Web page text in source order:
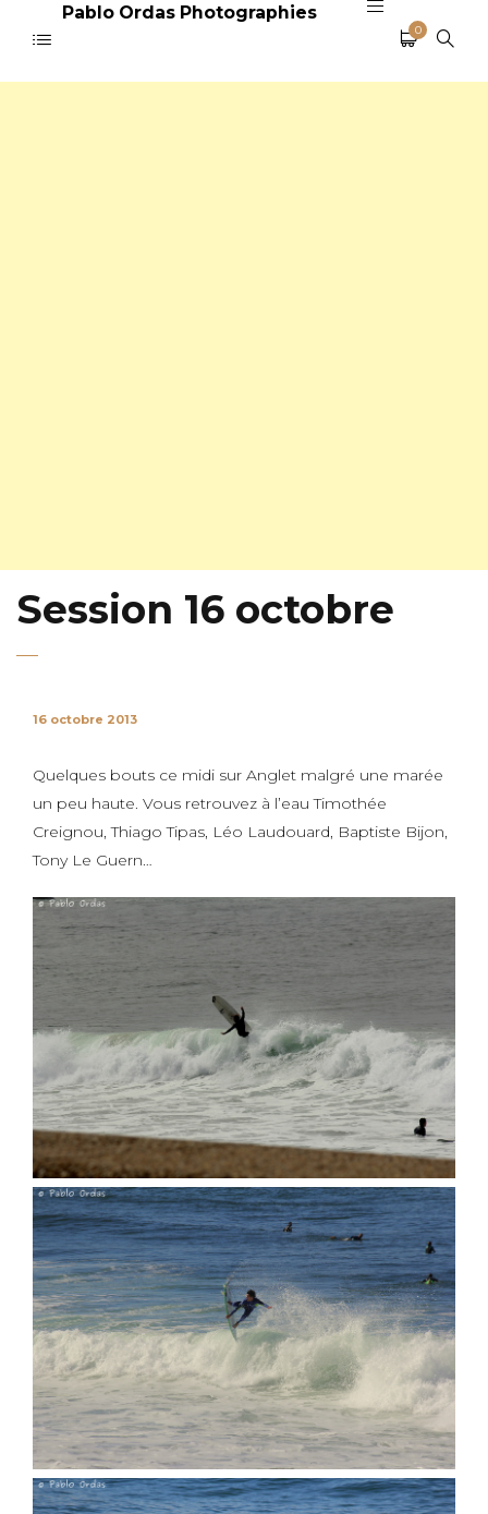
Pablo Ordas Photographies
0
Session 16 octobre
16 octobre 2013
Quelques bouts ce midi sur Anglet malgré une marée
un peu haute. Vous retrouvez à l’eau Timothée
Creignou, Thiago Tipas, Léo Laudouard, Baptiste Bijon,
Tony Le Guern…